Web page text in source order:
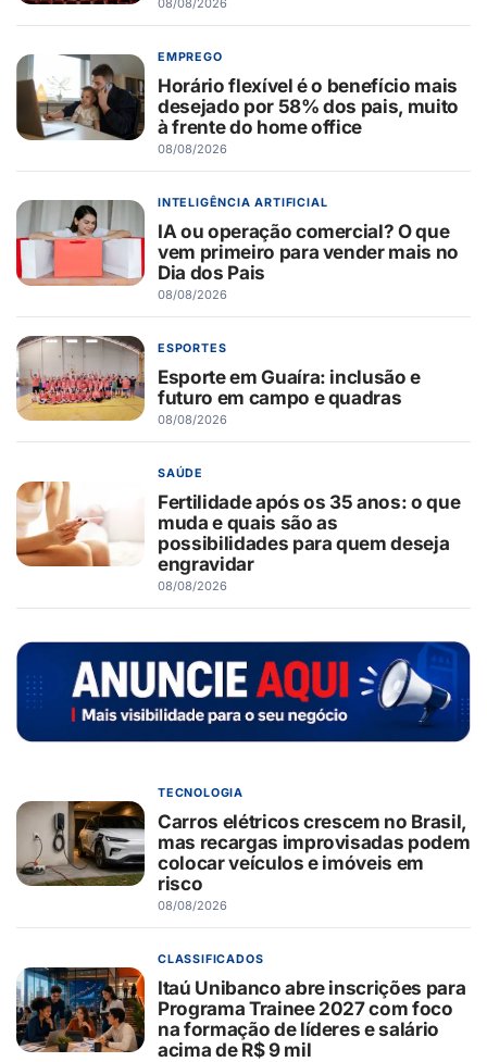
EMPREGO
Horário flexível é o benefício mais
desejado por 58% dos pais, muito
à frente do home office
08/08/2026
INTELIGÊNCIA ARTIFICIAL
IA ou operação comercial? O que
vem primeiro para vender mais no
Dia dos Pais
08/08/2026
ESPORTES
Esporte em Guaíra: inclusão e
futuro em campo e quadras
08/08/2026
SAÚDE
Fertilidade após os 35 anos: o que
muda e quais são as
possibilidades para quem deseja
engravidar
08/08/2026
TECNOLOGIA
Carros elétricos crescem no Brasil,
mas recargas improvisadas podem
colocar veículos e imóveis em
risco
08/08/2026
CLASSIFICADOS
Itaú Unibanco abre inscrições para
Programa Trainee 2027 com foco
na formação de líderes e salário
acima de R$ 9 mil